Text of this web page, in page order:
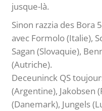
jusque-là.
Sinon razzia des Bora
avec Formolo (Italie),
Sagan (Slovaquie),
(Autriche).
Deceuninck QS
(Argentine), Jakobsen
(Danemark), Jungels